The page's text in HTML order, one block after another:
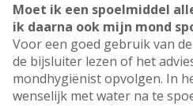
Moet ik een spoelmiddel
ik daarna ook mijn mond
Voor een goed gebruik van
de bijsluiter lezen of het
mondhygiënist opvolgen. In
wenselijk met water na te